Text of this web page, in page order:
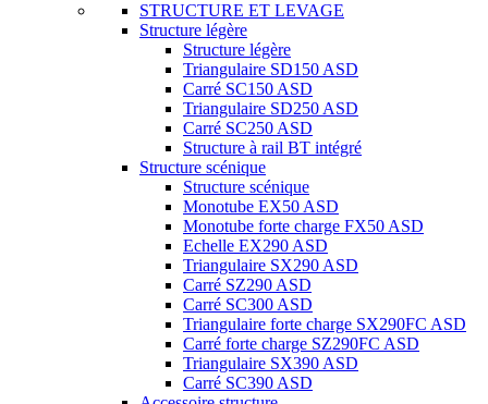
STRUCTURE ET LEVAGE
Structure légère
Structure légère
Triangulaire SD150 ASD
Carré SC150 ASD
Triangulaire SD250 ASD
Carré SC250 ASD
Structure à rail BT intégré
Structure scénique
Structure scénique
Monotube EX50 ASD
Monotube forte charge FX50 ASD
Echelle EX290 ASD
Triangulaire SX290 ASD
Carré SZ290 ASD
Carré SC300 ASD
Triangulaire forte charge SX290FC ASD
Carré forte charge SZ290FC ASD
Triangulaire SX390 ASD
Carré SC390 ASD